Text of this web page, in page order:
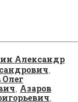
Александр
,
Олег
, Азаров
,